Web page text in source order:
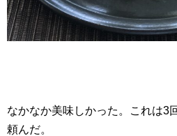
なかなか美味しかった。これは3
頼んだ。